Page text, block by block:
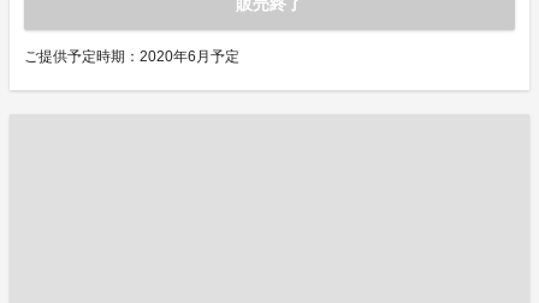
販売終了
ご提供予定時期：2020年6月予定